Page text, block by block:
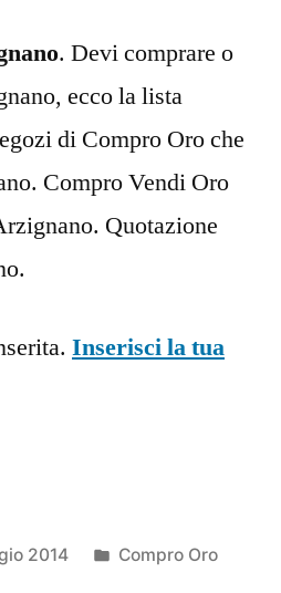
. Devi comprare o
ecco la lista
di Compro Oro che
Compro Vendi Oro
Quotazione
Inserisci la tua
2014
Pubblicato
Compro Oro